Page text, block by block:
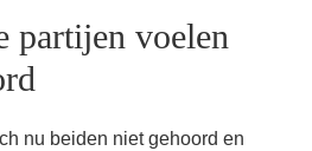
partijen voelen
nu beiden niet gehoord en